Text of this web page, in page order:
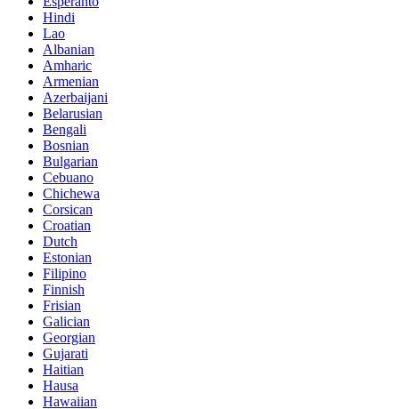
Hindi
Lao
Albanian
Amharic
Armenian
Azerbaijani
Belarusian
Bengali
Bosnian
Bulgarian
Cebuano
Chichewa
Corsican
Croatian
Dutch
Estonian
Filipino
Finnish
Frisian
Galician
Georgian
Gujarati
Haitian
Hausa
Hawaiian